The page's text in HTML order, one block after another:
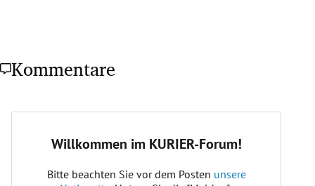
Kommentare